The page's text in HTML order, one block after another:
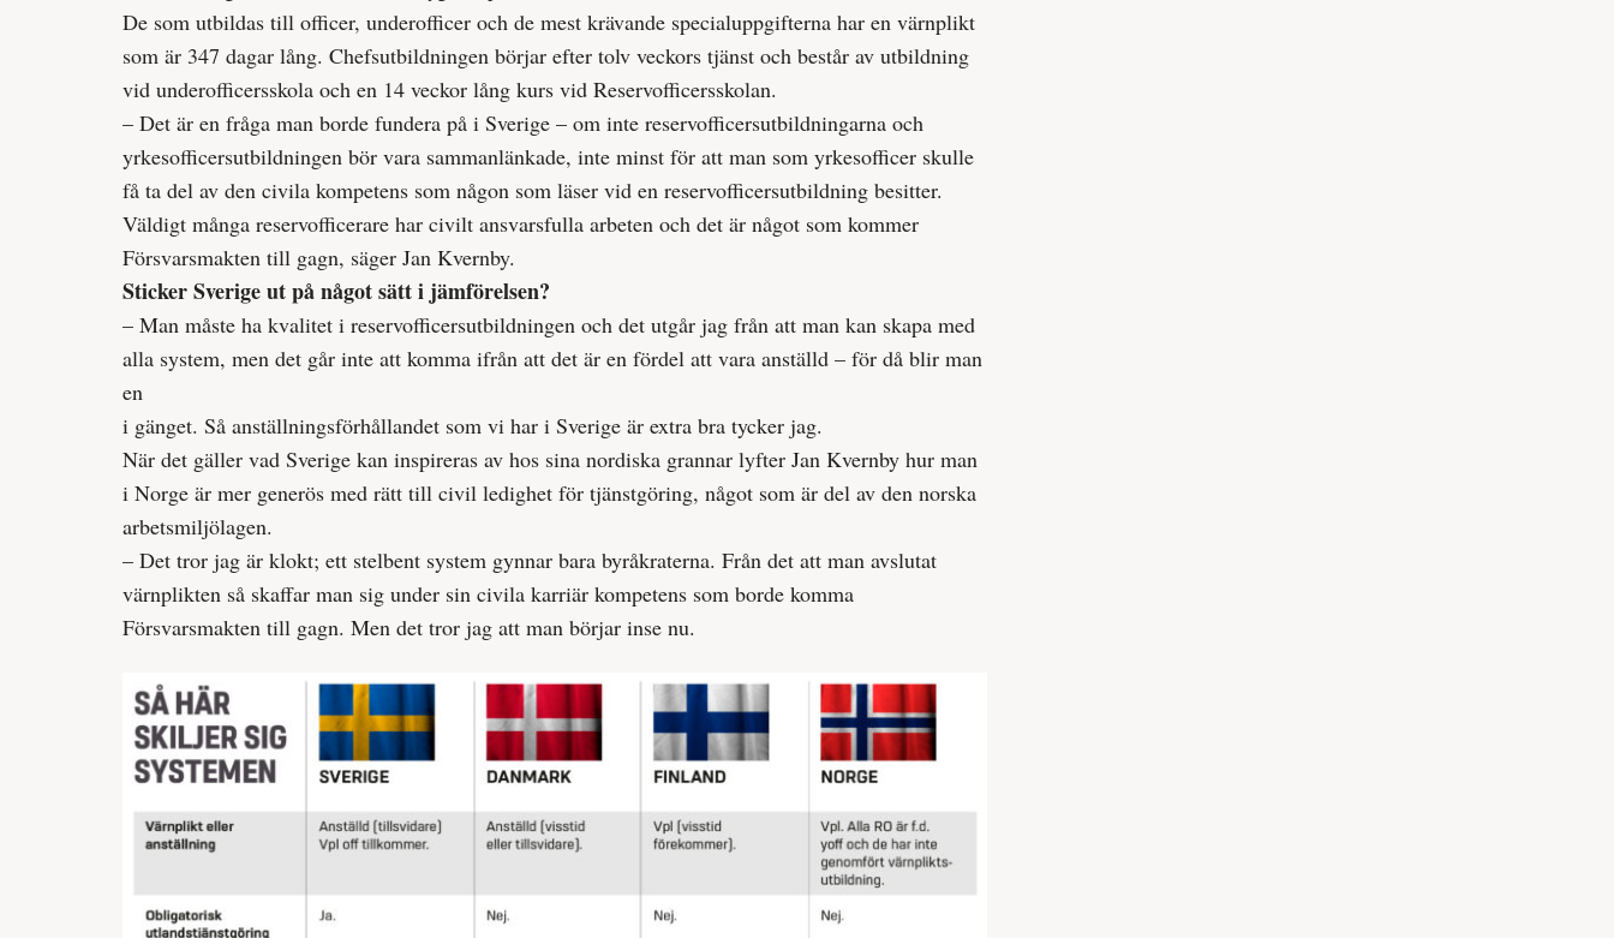
De som utbildas till officer, underofficer och de mest krävande specialuppgifterna har en värnplikt
som är 347 dagar lång. Chefsutbildningen börjar efter tolv veckors tjänst och består av utbildning
vid underofficersskola och en 14 veckor lång kurs vid Reservofficersskolan.
– Det är en fråga man borde fundera på i Sverige – om inte reservofficersutbildningarna och
yrkesofficersutbildningen bör vara sammanlänkade, inte minst för att man som yrkesofficer skulle
få ta del av den civila kompetens som någon som läser vid en reservofficersutbildning besitter.
Väldigt många reservofficerare har civilt ansvarsfulla arbeten och det är något som kommer
Försvarsmakten till gagn, säger Jan Kvernby.
Sticker Sverige ut på något sätt i jämförelsen?
– Man måste ha kvalitet i reservofficersutbildningen och det utgår jag från att man kan skapa med
alla system, men det går inte att komma ifrån att det är en fördel att vara anställd – för då blir man
en
i gänget. Så anställningsförhållandet som vi har i Sverige är extra bra tycker jag.
När det gäller vad Sverige kan inspireras av hos sina nordiska grannar lyfter Jan Kvernby hur man
i Norge är mer generös med rätt till civil ledighet för tjänstgöring, något som är del av den norska
arbetsmiljölagen.
– Det tror jag är klokt; ett stelbent system gynnar bara byråkraterna. Från det att man avslutat
värnplikten så skaffar man sig under sin civila karriär kompetens som borde komma
Försvarsmakten till gagn. Men det tror jag att man börjar inse nu.